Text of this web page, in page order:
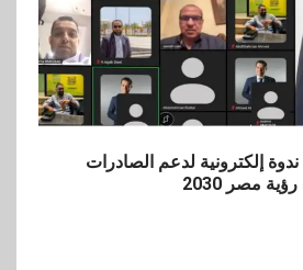
إلكترونية لدعم الصادرات
مصر 2030